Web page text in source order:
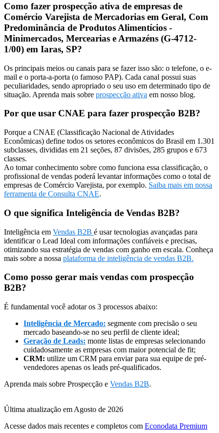
Como fazer prospecção ativa de empresas de
Comércio Varejista de Mercadorias em Geral, Com
Predominância de Produtos Alimentícios -
Minimercados, Mercearias e Armazéns (G-4712-
1/00) em Iaras, SP?
Os principais meios ou canais para se fazer isso são: o telefone, o e-
mail e o porta-a-porta (o famoso PAP). Cada canal possui suas
peculiaridades, sendo apropriado o seu uso em determinado tipo de
situação. Aprenda mais sobre prospecção ativa em nosso blog.
Por que usar CNAE para fazer prospecção B2B?
Porque a CNAE (Classificação Nacional de Atividades
Econômicas) define todos os setores econômicos do Brasil em 1.301
subclasses, divididas em 21 seções, 87 divisões, 285 grupos e 673
classes.
Ao tomar conhecimento sobre como funciona essa classificação, o
profissional de vendas poderá levantar informações como o total de
empresas de Comércio Varejista, por exemplo. Saiba mais em nossa
ferramenta de Consulta CNAE.
O que significa Inteligência de Vendas B2B?
Inteligência em Vendas B2B é usar tecnologias avançadas para
identificar o Lead Ideal com informações confiáveis e precisas,
otimizando sua estratégia de vendas com ganho em escala. Conheça
mais sobre a nossa plataforma de inteligência de vendas B2B.
Como posso gerar mais vendas com prospecção
B2B?
É fundamental você adotar os 3 processos abaixo:
Inteligência de Mercado: segmente com precisão o seu
mercado baseando-se no seu perfil de cliente ideal;
Geração de Leads: monte listas de empresas selecionando
cuidadosamente as empresas com maior potencial de fit;
CRM: utilize um CRM para enviar para sua equipe de pré-
vendedores apenas os leads pré-qualificados.
Aprenda mais sobre Prospecção e Vendas B2B.
Última atualização em Agosto de 2026
Acesse dados mais recentes e completos com Econodata Premium